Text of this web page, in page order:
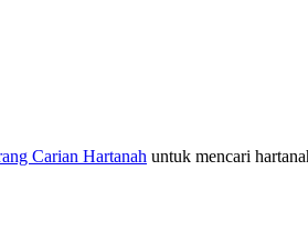
Carian Hartanah untuk mencari